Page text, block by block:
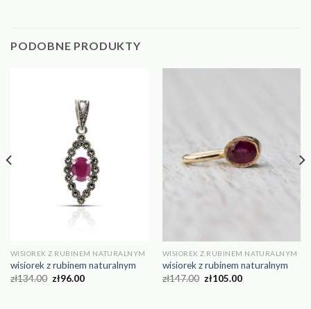
PODOBNE PRODUKTY
WISIOREK Z RUBINEM NATURALNYM
wisiorek z rubinem naturalnym
zł134.00 zł96.00
WISIOREK Z RUBINEM NATURALNYM
wisiorek z rubinem naturalnym
zł147.00 zł105.00